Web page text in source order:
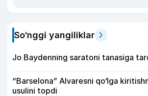
So‘nggi yangiliklar
Jo Baydenning saratoni tanasiga
“Barselona” Alvaresni qo‘lga
usulini topdi